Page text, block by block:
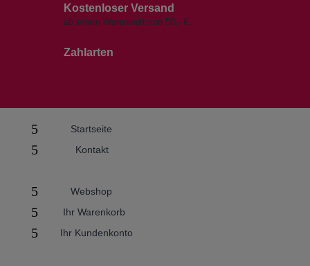
Kostenloser Versand
ab einem Warenwert von 50,- €.
Zahlarten
5 Startseite
5 Kontakt
5 Webshop
5 Ihr Warenkorb
5 Ihr Kundenkonto